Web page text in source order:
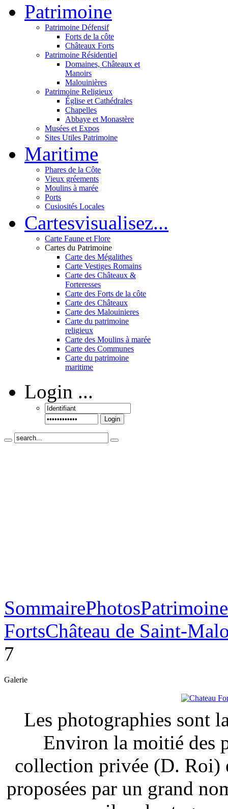
Patrimoine
Patrimoine Défensif
Forts de la côte
Châteaux Forts
Patrimoine Résidentiel
Domaines, Châteaux et
Manoirs
Malouinières
Patrimoine Religieux
Église et Cathédrales
Chapelles
Abbaye et Monastère
Musées et Expos
Sites Utiles Patrimoine
Maritime
Phares de la Côte
Vieux gréements
Moulins à marée
Ports
Cusiosités Locales
Cartesvisualisez...
Carte Faune et Flore
Cartes du Patrimoine
Carte des Mégalithes
Carte Vestiges Romains
Carte des Châteaux &
Forteresses
Carte des Forts de la côte
Carte des Châteaux
Carte des Malouinieres
Carte du patrimoine
religieux
Carte des Moulins à marée
Carte des Communes
Carte du patrimoine
maritime
Login ...
Login
SommairePhotos
FortsChâteau de Saint-
7
Galerie
Les photographies sont
Environ la moitié des
collection privée (D. Roi)
proposées par un grand